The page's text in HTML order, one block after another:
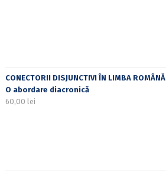
CONECTORII DISJUNCTIVI ÎN LIMBA ROMÂNĂ
O abordare diacronică
60,00 lei